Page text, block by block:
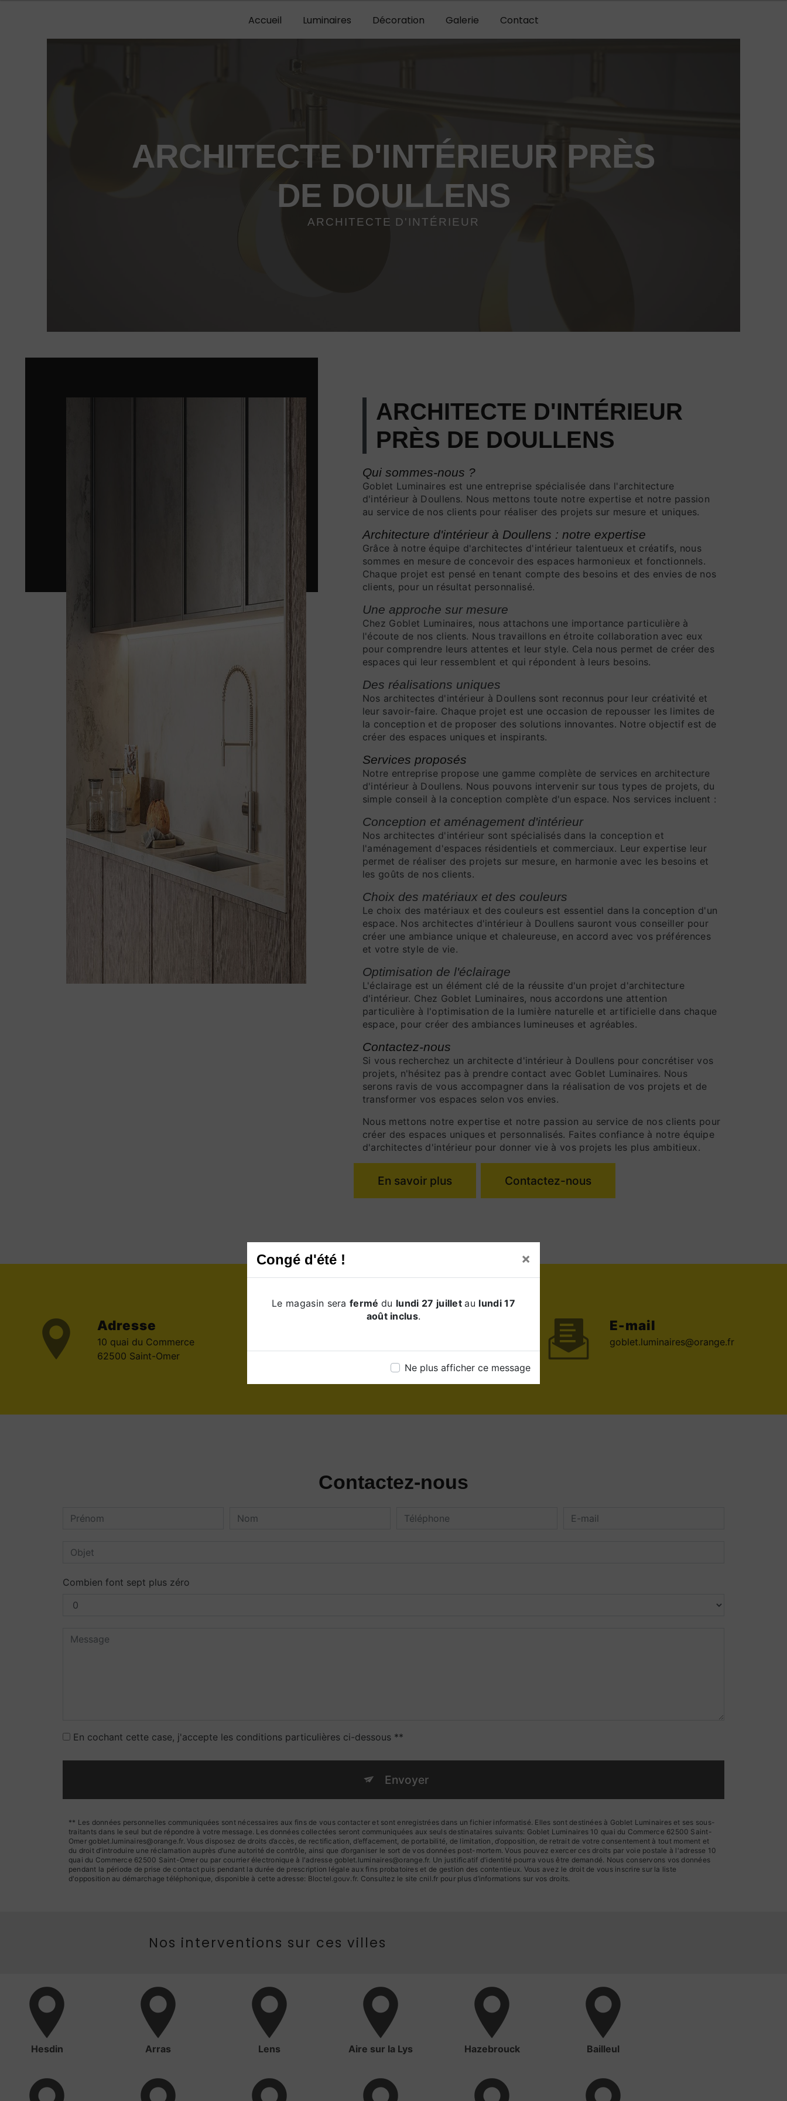
Congé d'été ! ×
Le magasin serafermédu lundi 27 juilletau lundi 17
août inclus.
Ne plus afficher ce message
Accueil Luminaires Décoration Galerie Contact
ARCHITECTE D'INTÉRIEUR PRÈS
DE DOULLENS
ARCHITECTE D'INTÉRIEUR
ARCHITECTE D'INTÉRIEUR
PRÈS DE DOULLENS
Qui sommes-nous ?
Goblet Luminaires est une entreprise spécialisée dans l'architecture
d'intérieur à Doullens. Nous mettons toute notre expertise et notre passion
au service de nos clients pour réaliser des projets sur mesure et uniques.
Architecture d'intérieur à Doullens : notre expertise
Grâce à notre équipe d'architectes d'intérieur talentueux et créatifs, nous
sommes en mesure de concevoir des espaces harmonieux et fonctionnels.
Chaque projet est pensé en tenant compte des besoins et des envies de nos
clients, pour un résultat personnalisé.
Une approche sur mesure
Chez Goblet Luminaires, nous attachons une importance particulière à
l'écoute de nos clients. Nous travaillons en étroite collaboration avec eux
pour comprendre leurs attentes et leur style. Cela nous permet de créer des
espaces qui leur ressemblent et qui répondent à leurs besoins.
Des réalisations uniques
Nos architectes d'intérieur à Doullens sont reconnus pour leur créativité et
leur savoir-faire. Chaque projet est une occasion de repousser les limites de
la conception et de proposer des solutions innovantes. Notre objectif est de
créer des espaces uniques et inspirants.
Services proposés
Notre entreprise propose une gamme complète de services en architecture
d'intérieur à Doullens. Nous pouvons intervenir sur tous types de projets, du
simple conseil à la conception complète d'un espace. Nos services incluent :
Conception et aménagement d'intérieur
Nos architectes d'intérieur sont spécialisés dans la conception et
l'aménagement d'espaces résidentiels et commerciaux. Leur expertise leur
permet de réaliser des projets sur mesure, en harmonie avec les besoins et
les goûts de nos clients.
Choix des matériaux et des couleurs
Le choix des matériaux et des couleurs est essentiel dans la conception d'un
espace. Nos architectes d'intérieur à Doullens sauront vous conseiller pour
créer une ambiance unique et chaleureuse, en accord avec vos préférences
et votre style de vie.
Optimisation de l'éclairage
L'éclairage est un élément clé de la réussite d'un projet d'architecture
d'intérieur. Chez Goblet Luminaires, nous accordons une attention
particulière à l'optimisation de la lumière naturelle et artificielle dans chaque
espace, pour créer des ambiances lumineuses et agréables.
Contactez-nous
Si vous recherchez un architecte d'intérieur à Doullens pour concrétiser vos
projets, n'hésitez pas à prendre contact avec Goblet Luminaires. Nous
serons ravis de vous accompagner dans la réalisation de vos projets et de
transformer vos espaces selon vos envies.
Nous mettons notre expertise et notre passion au service de nos clients pour
créer des espaces uniques et personnalisés. Faites confiance à notre équipe
d'architectes d'intérieur pour donner vie à vos projets les plus ambitieux.
En savoir plus Contactez-nous
Adresse
10 quai du Commerce
62500 Saint-Omer
Téléphone E-mail
goblet.luminaires@orange.fr
Contactez-nous
Combien font sept plus zéro
En cochant cette case, j'accepte les conditions particulières ci-dessous **
Envoyer
** Les données personnelles communiquées sont nécessaires aux fins de vous contacter et sont enregistrées dans un fichier informatisé. Elles sont destinées à Goblet Luminaires et ses sous-
traitants dans le seul but de répondre à votre message. Les données collectées seront communiquées aux seuls destinataires suivants: Goblet Luminaires 10 quai du Commerce 62500 Saint-
Omer goblet.luminaires@orange.fr. Vous disposez de droits d’accès, de rectification, d’effacement, de portabilité, de limitation, d’opposition, de retrait de votre consentement à tout moment et
du droit d’introduire une réclamation auprès d’une autorité de contrôle, ainsi que d’organiser le sort de vos données post-mortem. Vous pouvez exercer ces droits par voie postale à l'adresse 10
quai du Commerce 62500 Saint-Omer ou par courrier électronique à l'adresse goblet.luminaires@orange.fr. Un justificatif d'identité pourra vous être demandé. Nous conservons vos données
pendant la période de prise de contact puis pendant la durée de prescription légale aux fins probatoires et de gestion des contentieux. Vous avez le droit de vous inscrire sur la liste
d'opposition au démarchage téléphonique, disponible à cette adresse: Bloctel.gouv.fr. Consultez le site cnil.fr pour plus d’informations sur vos droits.
Nos interventions sur ces villes
Hesdin Arras Lens Aire sur la Lys Hazebrouck Bailleul